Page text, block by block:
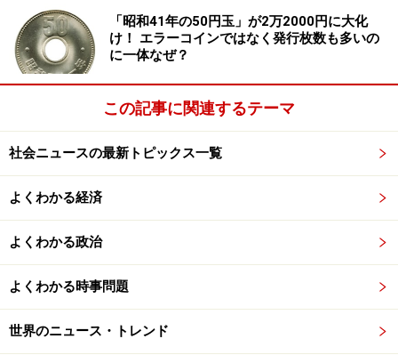
「昭和41年の50円玉」が2万2000円に大化
け！ エラーコインではなく発行枚数も多いの
に一体なぜ？
この記事に関連するテーマ
社会ニュースの最新トピックス一覧
よくわかる経済
よくわかる政治
よくわかる時事問題
世界のニュース・トレンド